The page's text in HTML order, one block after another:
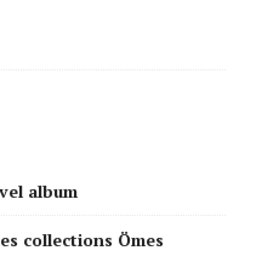
album
collections Ömes